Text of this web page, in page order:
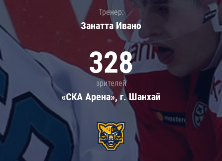
Тренер:
Занатта Иванo
328
зрителей
«СКА Арена», г. Шанхай